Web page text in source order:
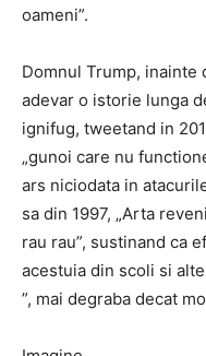
oameni”.
Domnul Trump, inainte
adevar o istorie lunga
ignifug, tweetand in
„gunoi care nu
ars niciodata in
sa din 1997, „Arta
rau rau”, sustinand ca
acestuia din scoli si
”, mai degraba decat